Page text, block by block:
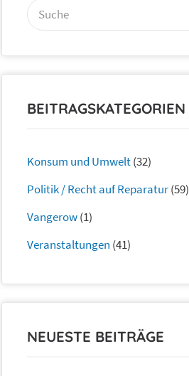
Suchen
nach:
BEITRAGSKATEGORIEN
Konsum und Umwelt(32)
Politik / Recht auf Reparatur(59)
Vangerow(1)
Veranstaltungen (41)
NEUESTE BEITRÄGE